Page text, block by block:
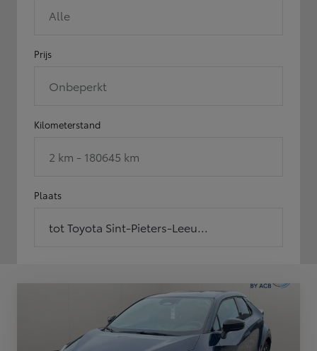
Alle
Prijs
Onbeperkt
Kilometerstand
2 km - 180645 km
Plaats
tot Toyota Sint-Pieters-Leeu...